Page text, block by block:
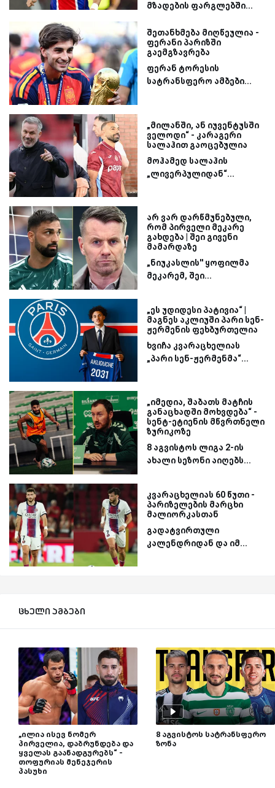
მზადების ფარგლებში...
შეთანხმება მიღწეულია -
ფერანი პარიზში
გაემგზავრება
ფერან ტორესის
სატრანსფერო ამბები...
„მილანში, ან იუვენტუსში
ველოდი“ - კარაგერი
სალაჰით გაოცებულია
მოჰამედ სალაჰის
„ლივერპულიდან“...
არ ვარ დარწმუნებული,
რომ პირველი მეკარე
გახდება | შეი გივენი
მამარდაზე
„ნიუკასლის'' ყოფილმა
მეკარემ, შეი...
„ეს უდიდესი პატივია“ |
მაგნეს აკლიუში პარი სენ-
ჟერმენის ფეხბურთელია
ხვიჩა კვარაცხელიას
„პარი სენ-ჟერმენმა“...
„იმედია, შაბათს მატჩის
განაცხადში მოხვდება“ -
სენტ-ეტიენის მწვრთნელი
ზურიკოზე
8 აგვისტოს ლიგა 2-ის
ახალი სეზონი აიღებს...
კვარაცხელიას 60 წუთი -
პარიზელების მარცხი
მალიორკასთან
გადატვირთული
კალენდრიდან და იმ...
ცხელი ამბები
„ილია ისევ ნომერ
პირველია, დაბრუნდება და
ყველას გაანადგურებს“ -
თოფურიას მენეჯერის
პასუხი
8 აგვისტოს სატრანსფერო
ზონა